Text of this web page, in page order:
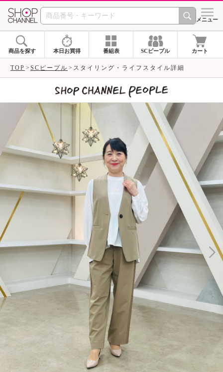
SHOP CHANNEL シメニュー
商品を探す 本日お買得 番組表 SCピープル カート
TOP SCピープル スタイリング・ライフスタイル詳細